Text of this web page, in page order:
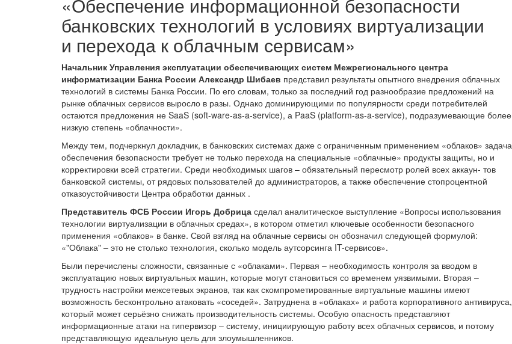
банковских технологий в условиях виртуализации
и перехода к облачным сервисам»
Начальник Управления эксплуатации обеспечивающих систем Межрегионального центра
информатизации Банка России Александр Шибаев представил результаты опытного внедрения облачных
технологий в системы Банка России. По его словам, только за последний год разнообразие предложений на
рынке облачных сервисов выросло в разы. Однако доминирующими по популярности среди потребителей
остаются предложения не SaaS (soft-ware-as-a-service), а PaaS (platform-as-a-service), подразумевающие более
низкую степень «облачности».
Между тем, подчеркнул докладчик, в банковских системах даже с ограниченным применением «облаков» задача
обеспечения безопасности требует не только перехода на специальные «облачные» продукты защиты, но и
корректировки всей стратегии. Среди необходимых шагов – обязательный пересмотр ролей всех аккаун- тов
банковской системы, от рядовых пользователей до администраторов, а также обеспечение стопроцентной
отказоустойчивости Центра обработки данных .
Представитель ФСБ России Игорь Добрица сделал аналитическое выступление «Вопросы использования
технологии виртуализации в облачных средах», в котором отметил ключевые особенности безопасного
применения «облаков» в банке. Свой взгляд на облачные сервисы он обозначил следующей формулой:
«"Облака" – это не столько технология, сколько модель аутсорсинга IT-сервисов».
Были перечислены сложности, связанные с «облаками». Первая – необходимость контроля за вводом в
эксплуатацию новых виртуальных машин, которые могут становиться со временем уязвимыми. Вторая –
трудность настройки межсетевых экранов, так как скомпрометированные виртуальные машины имеют
возможность бесконтрольно атаковать «соседей». Затруднена в «облаках» и работа корпоративного антивируса,
который может серьёзно снижать производительность системы. Особую опасность представляют
информационные атаки на гипервизор – систему, инициирующую работу всех облачных сервисов, и потому
представляющую идеальную цель для злоумышленников.